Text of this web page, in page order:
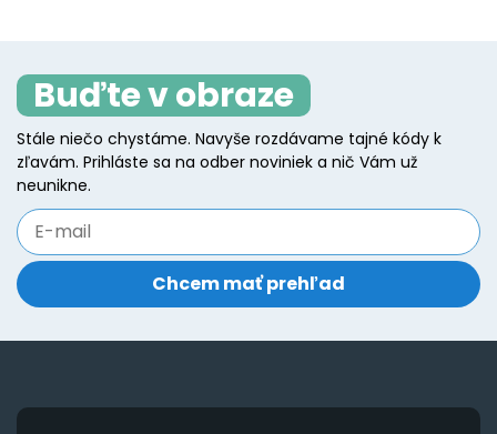
options
may
be
on
product
page
Buďte v obraze
Stále niečo chystáme. Navyše rozdávame tajné kódy k
zľavám. Prihláste sa na odber noviniek a nič Vám už
neunikne.